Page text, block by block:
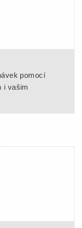
pomocí
i vašim